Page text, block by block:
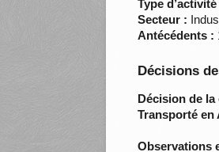
Type d’activité
Secteur :
Antécédents :
Décisions
Décision de
Transporté en
Observations